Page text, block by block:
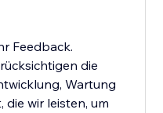
Feedback.
die
Wartung
wir leisten, um